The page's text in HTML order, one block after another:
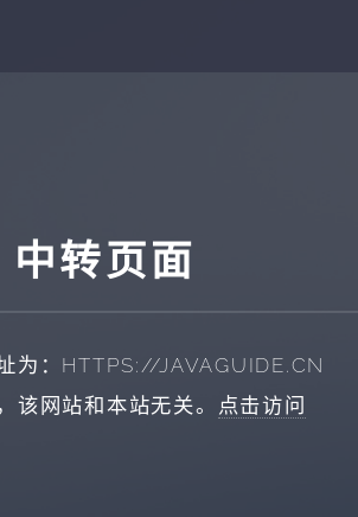
转页面
为： HTTPS://JAVAGUIDE.CN
该网站和本站无关。
点击访问